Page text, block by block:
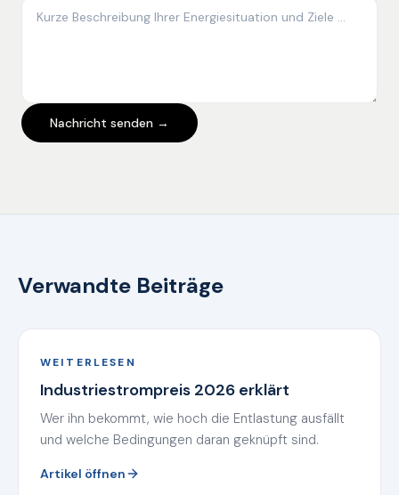
Nachricht senden →
Verwandte Beiträge
WEITERLESEN
Industriestrompreis 2026 erklärt
Wer ihn bekommt, wie hoch die Entlastung ausfällt
und welche Bedingungen daran geknüpft sind.
Artikel öffnen